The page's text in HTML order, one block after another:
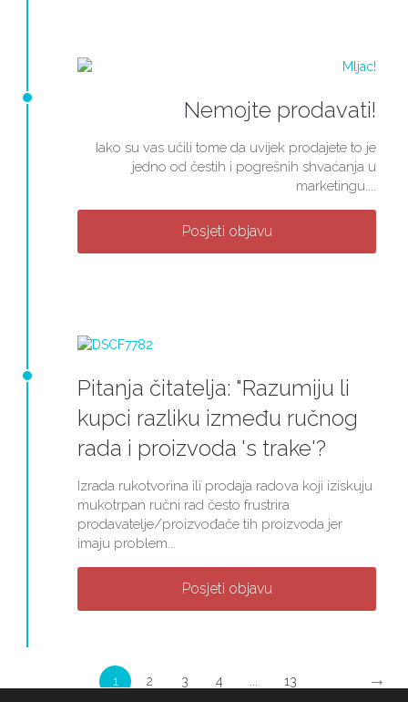
Nemojte prodavati!
Iako su vas učili tome da uvijek prodajete to je
jedno od čestih i pogrešnih shvaćanja u
marketingu....
Posjeti objavu
Pitanja čitatelja: "Razumiju li
kupci razliku između ručnog
rada i proizvoda 's trake'?
Izrada rukotvorina ili prodaja radova koji iziskuju
mukotrpan ručni rad često frustrira
prodavatelje/proizvođače tih proizvoda jer
imaju problem...
Posjeti objavu
1 2 3 4 13 →